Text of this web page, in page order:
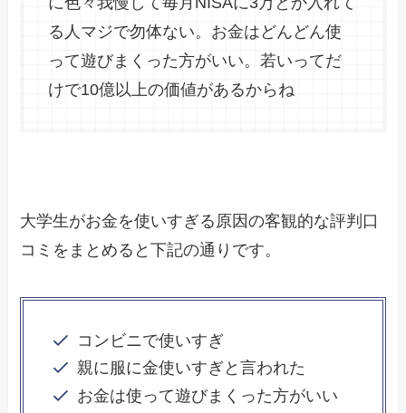
る人マジで勿体ない。お金はどんどん使
って遊びまくった方がいい。若いってだ
けで10億以上の価値があるからね
大学生がお金を使いすぎる原因の客観的な評判口
コミをまとめると下記の通りです。
コンビニで使いすぎ
親に服に金使いすぎと言われた
お金は使って遊びまくった方がいい